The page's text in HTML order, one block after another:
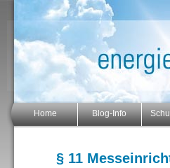
Home Blog-Info
§ 11